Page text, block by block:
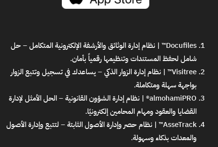
Docufiles™ | نظام إدارة الوثائق والأرشفة الإلكترونية المتكامل
– حل
شامل لحفظ المستندات وتنظيمها رقمياً بأمان.
Visitree™ | نظام إدارة الزوار الذكي
– يساعدك في تسجيل وتتبع الزوار
بواجهة سهلة ومتكاملة.
almohamiPRO® | نظام إدارة الشؤون القانونية
– الحل الأمثل لإدارة
القضايا والعقود ومهام المحامين إلكترونيًا.
AsseTrack™ | نظام حصر وإدارة الأصول الثابتة
– لتتبع وإدارة الأصول
والمعدات بذكاء وسهولة.